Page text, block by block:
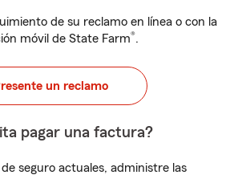
de su reclamo en línea o con la
móvil de State Farm®.
un reclamo
pagar una factura?
seguro actuales, administre las